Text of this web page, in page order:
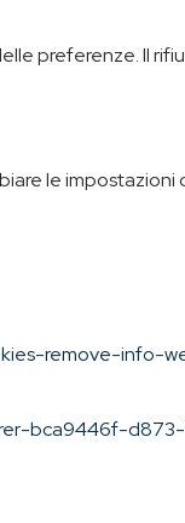
preferenze. Il
le
remove-info-
bca9446f-